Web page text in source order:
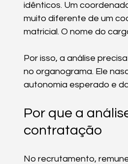
idênticos. Um
muito diferente de um
matricial. O nome do
Por isso, a análise
no organograma. Ele
autonomia esperado e
Por que a
contratação
No recrutamento,